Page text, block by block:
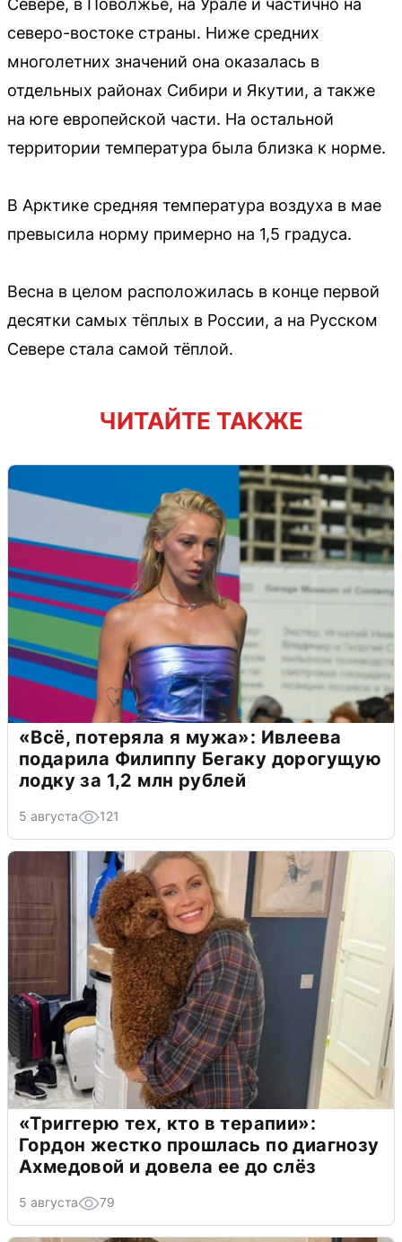
Севере, в Поволжье, на Урале и частично на
северо-востоке страны. Ниже средних
многолетних значений она оказалась в
отдельных районах Сибири и Якутии, а также
на юге европейской части. На остальной
территории температура была близка к норме.
В Арктике средняя температура воздуха в мае
превысила норму примерно на 1,5 градуса.
Весна в целом расположилась в конце первой
десятки самых тёплых в России, а на Русском
Севере стала самой тёплой.
ЧИТАЙТЕ ТАКЖЕ
«Всё, потеряла я мужа»: Ивлеева
подарила Филиппу Бегаку дорогущую
лодку за 1,2 млн рублей
5 августа 121
«Триггерю тех, кто в терапии»:
Гордон жестко прошлась по диагнозу
Ахмедовой и довела ее до слёз
5 августа 79